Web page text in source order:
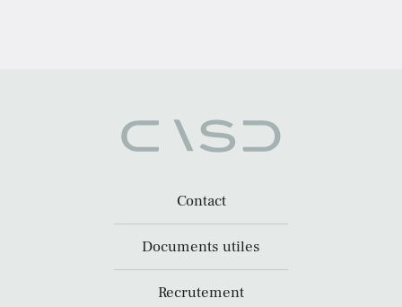
Contact
Documents utiles
Recrutement